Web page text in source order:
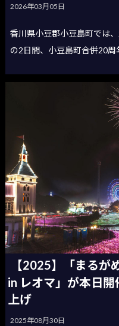
2026年03月05日
香川県小豆郡小豆島町では
の2日間、小豆島町合併20周
【2025】「まるが
in レオマ」が本日
上げ
2025年08月30日